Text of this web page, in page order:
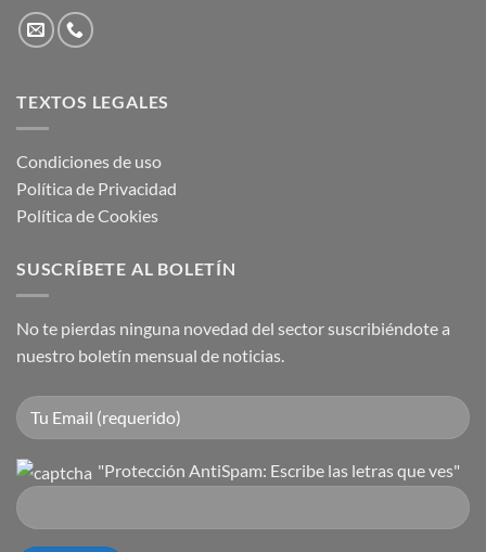
TEXTOS LEGALES
Condiciones de uso
Política de Privacidad
Política de Cookies
SUSCRÍBETE AL BOLETÍN
No te pierdas ninguna novedad del sector suscribiéndote a
nuestro boletín mensual de noticias.
"Protección AntiSpam: Escribe las letras que ves"